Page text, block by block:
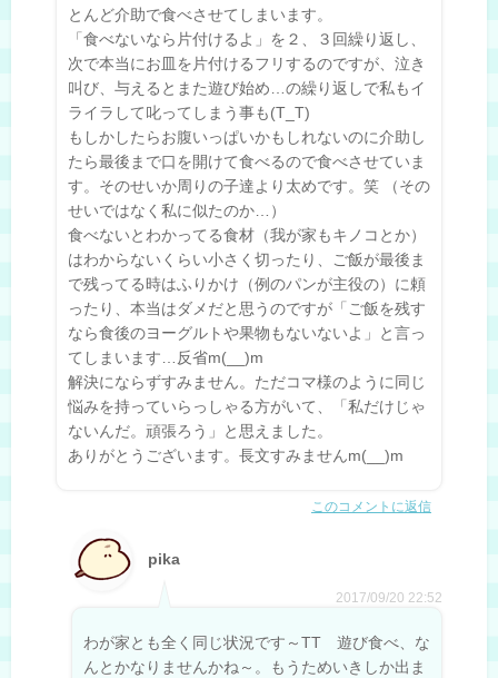
とんど介助で食べさせてしまいます。
「食べないなら片付けるよ」を２、３回繰り返し、
次で本当にお皿を片付けるフリするのですが、泣き
叫び、与えるとまた遊び始め…の繰り返しで私もイ
ライラして叱ってしまう事も(T_T)
もしかしたらお腹いっぱいかもしれないのに介助し
たら最後まで口を開けて食べるので食べさせていま
す。そのせいか周りの子達より太めです。笑 （その
せいではなく私に似たのか…）
食べないとわかってる食材（我が家もキノコとか）
はわからないくらい小さく切ったり、ご飯が最後ま
で残ってる時はふりかけ（例のパンが主役の）に頼
ったり、本当はダメだと思うのですが「ご飯を残す
なら食後のヨーグルトや果物もないないよ」と言っ
てしまいます…反省m(__)m
解決にならずすみません。ただコマ様のように同じ
悩みを持っていらっしゃる方がいて、「私だけじゃ
ないんだ。頑張ろう」と思えました。
ありがとうございます。長文すみませんm(__)m
このコメントに返信
pika
2017/09/20 22:52
わが家とも全く同じ状況です～TT 遊び食べ、な
んとかなりませんかね～。もうためいきしか出ま